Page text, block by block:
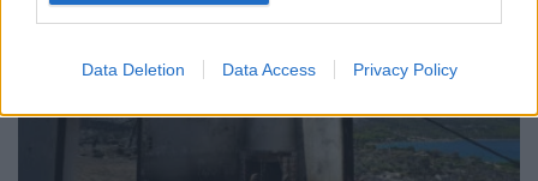
Data Deletion Data Access Privacy Policy